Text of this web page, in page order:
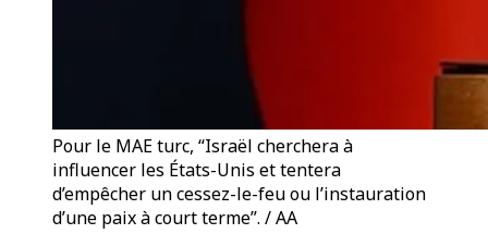
Pour le MAE turc, “Israël cherchera à
influencer les États-Unis et tentera
d’empêcher un cessez-le-feu ou l’instauration
d’une paix à court terme”. / AA